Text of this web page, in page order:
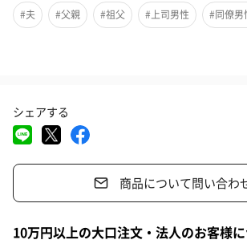
水溶性プロテオグリカン配合で肌をすっきり
潤いを与えるローションです。顔だけでなく
選べる2タイプ
#夫 #父親 #祖父 #上司男性 #同僚男
#70代 #80代
シェアする
商品について問い合わ
10万円以上の大口注文・法人のお客様